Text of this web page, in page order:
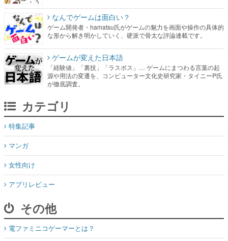
なんでゲームは面白い？
ゲーム開発者・hamatsu氏がゲームの魅力を画面や操作の具体的
な形から解き明かしていく、硬派で骨太な評論連載です。
ゲームが変えた日本語
「経験値」「裏技」「ラスボス」… ゲームにまつわる言葉の起
源や用法の変遷を、コンピューター文化史研究家・タイニーP氏
が徹底調査。
カテゴリ
特集記事
マンガ
女性向け
アプリレビュー
その他
電ファミニコゲーマーとは？